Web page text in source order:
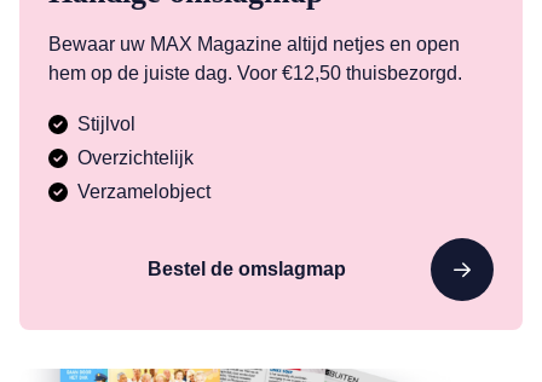
Bewaar uw MAX Magazine altijd netjes en open
hem op de juiste dag. Voor €12,50 thuisbezorgd.
Stijlvol
Overzichtelijk
Verzamelobject
Bestel de omslagmap